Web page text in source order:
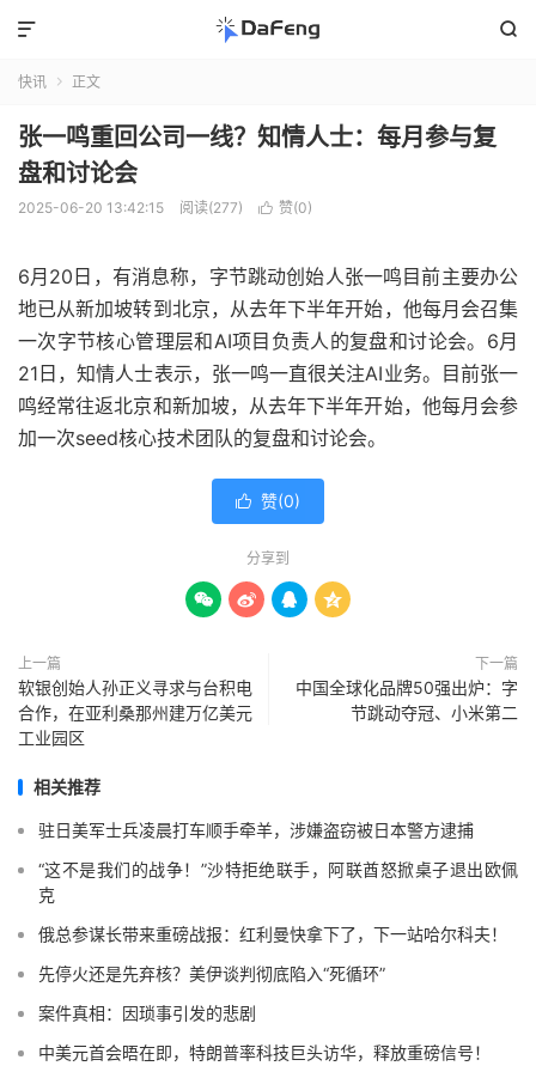


快讯  正文
张一鸣重回公司一线？知情人士：每月参与复
盘和讨论会
2025-06-20 13:42:15 阅读(277)  赞(0)
6月20日，有消息称，字节跳动创始人张一鸣目前主要办公
地已从新加坡转到北京，从去年下半年开始，他每月会召集
一次字节核心管理层和AI项目负责人的复盘和讨论会。6月
21日，知情人士表示，张一鸣一直很关注AI业务。目前张一
鸣经常往返北京和新加坡，从去年下半年开始，他每月会参
加一次seed核心技术团队的复盘和讨论会。
 赞(0)
分享到
   
上一篇
软银创始人孙正义寻求与台积电
合作，在亚利桑那州建万亿美元
工业园区
下一篇
中国全球化品牌50强出炉：字
节跳动夺冠、小米第二
相关推荐
驻日美军士兵凌晨打车顺手牵羊，涉嫌盗窃被日本警方逮捕
“这不是我们的战争！”沙特拒绝联手，阿联酋怒掀桌子退出欧佩
克
俄总参谋长带来重磅战报：红利曼快拿下了，下一站哈尔科夫！
先停火还是先弃核？美伊谈判彻底陷入“死循环”
案件真相：因琐事引发的悲剧
中美元首会晤在即，特朗普率科技巨头访华，释放重磅信号！